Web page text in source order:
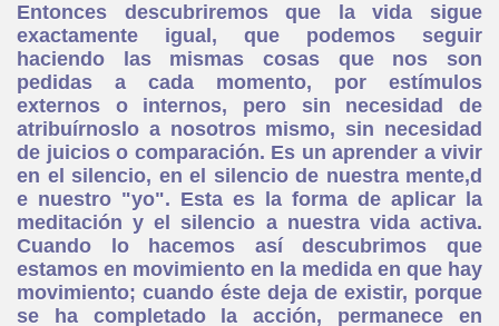
Entonces descubriremos que la vida sigue
exactamente igual, que podemos seguir
haciendo las mismas cosas que nos son
pedidas a cada momento, por estímulos
externos o internos, pero sin necesidad de
atribuírnoslo a nosotros mismo, sin necesidad
de juicios o comparación. Es un aprender a vivir
en el silencio, en el silencio de nuestra mente,d
e nuestro "yo". Esta es la forma de aplicar la
meditación y el silencio a nuestra vida activa.
Cuando lo hacemos así descubrimos que
estamos en movimiento en la medida en que hay
movimiento; cuando éste deja de existir, porque
se ha completado la acción, permanece en